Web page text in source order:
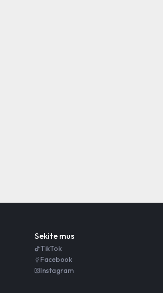
Sekite mus
TikTok
Facebook
Instagram